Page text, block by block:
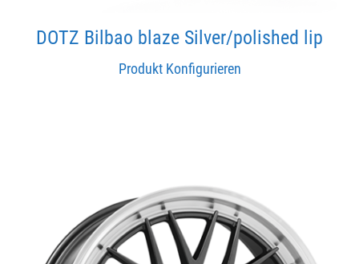
DOTZ Bilbao blaze Silver/polished lip
Produkt Konfigurieren